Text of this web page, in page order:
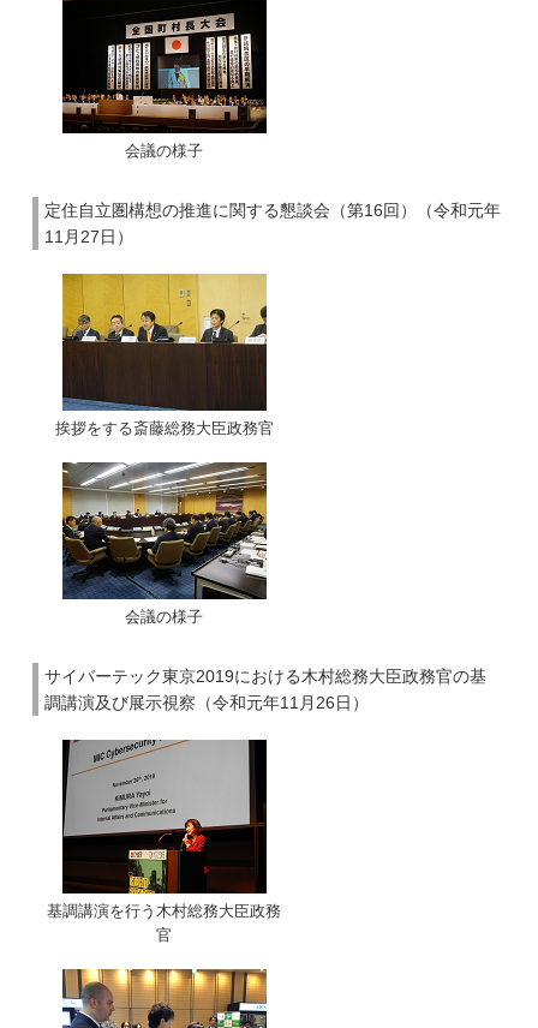
会議の様子
定住自立圏構想の推進に関する懇談会（第16回）（令和元年
11月27日）
挨拶をする斎藤総務大臣政務官
会議の様子
サイバーテック東京2019における木村総務大臣政務官の基
調講演及び展示視察（令和元年11月26日）
基調講演を行う木村総務大臣政務
官